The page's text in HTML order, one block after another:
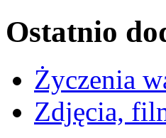
Ostatnio
Życzenia
Zdjęcia,